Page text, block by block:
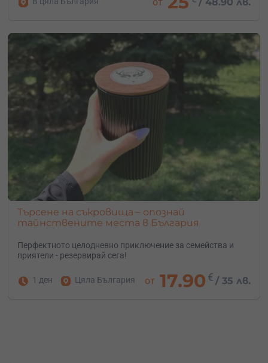
Търсене на съкровища – опознай
тайнствените места в България
Перфектното целодневно приключение за семейства и
приятели - резервирай сега!
1 ден Цяла България от 17.90 € / 35 лв.